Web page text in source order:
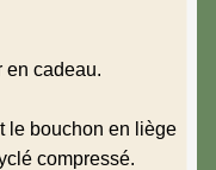
en cadeau.
le bouchon en liège
compressé.